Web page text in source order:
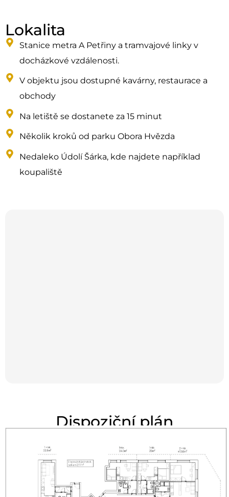
Lokalita
Stanice metra A Petřiny a tramvajové linky v
docházkové vzdálenosti.
V objektu jsou dostupné kavárny, restaurace a
obchody
Na letiště se dostanete za 15 minut
Několik kroků od parku Obora Hvězda
Nedaleko Údolí Šárka, kde najdete například
koupaliště
Dispoziční plán